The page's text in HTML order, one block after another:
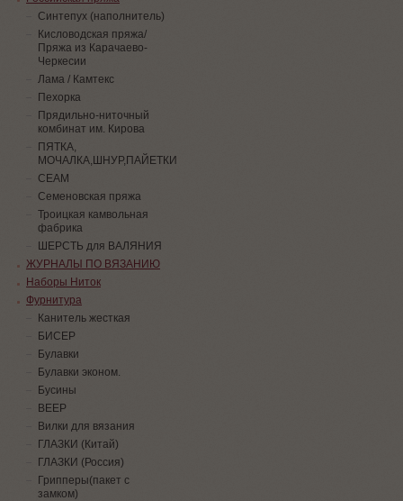
Синтепух (наполнитель)
Кисловодская пряжа/
Пряжа из Карачаево-
Черкесии
Лама / Камтекс
Пехорка
Прядильно-ниточный
комбинат им. Кирова
ПЯТКА,
МОЧАЛКА,ШНУР,ПАЙЕТКИ
СЕАМ
Семеновская пряжа
Троицкая камвольная
фабрика
ШЕРСТЬ для ВАЛЯНИЯ
ЖУРНАЛЫ ПО ВЯЗАНИЮ
Наборы Ниток
Фурнитура
Канитель жесткая
БИСЕР
Булавки
Булавки эконом.
Бусины
ВЕЕР
Вилки для вязания
ГЛАЗКИ (Китай)
ГЛАЗКИ (Россия)
Грипперы(пакет с
замком)